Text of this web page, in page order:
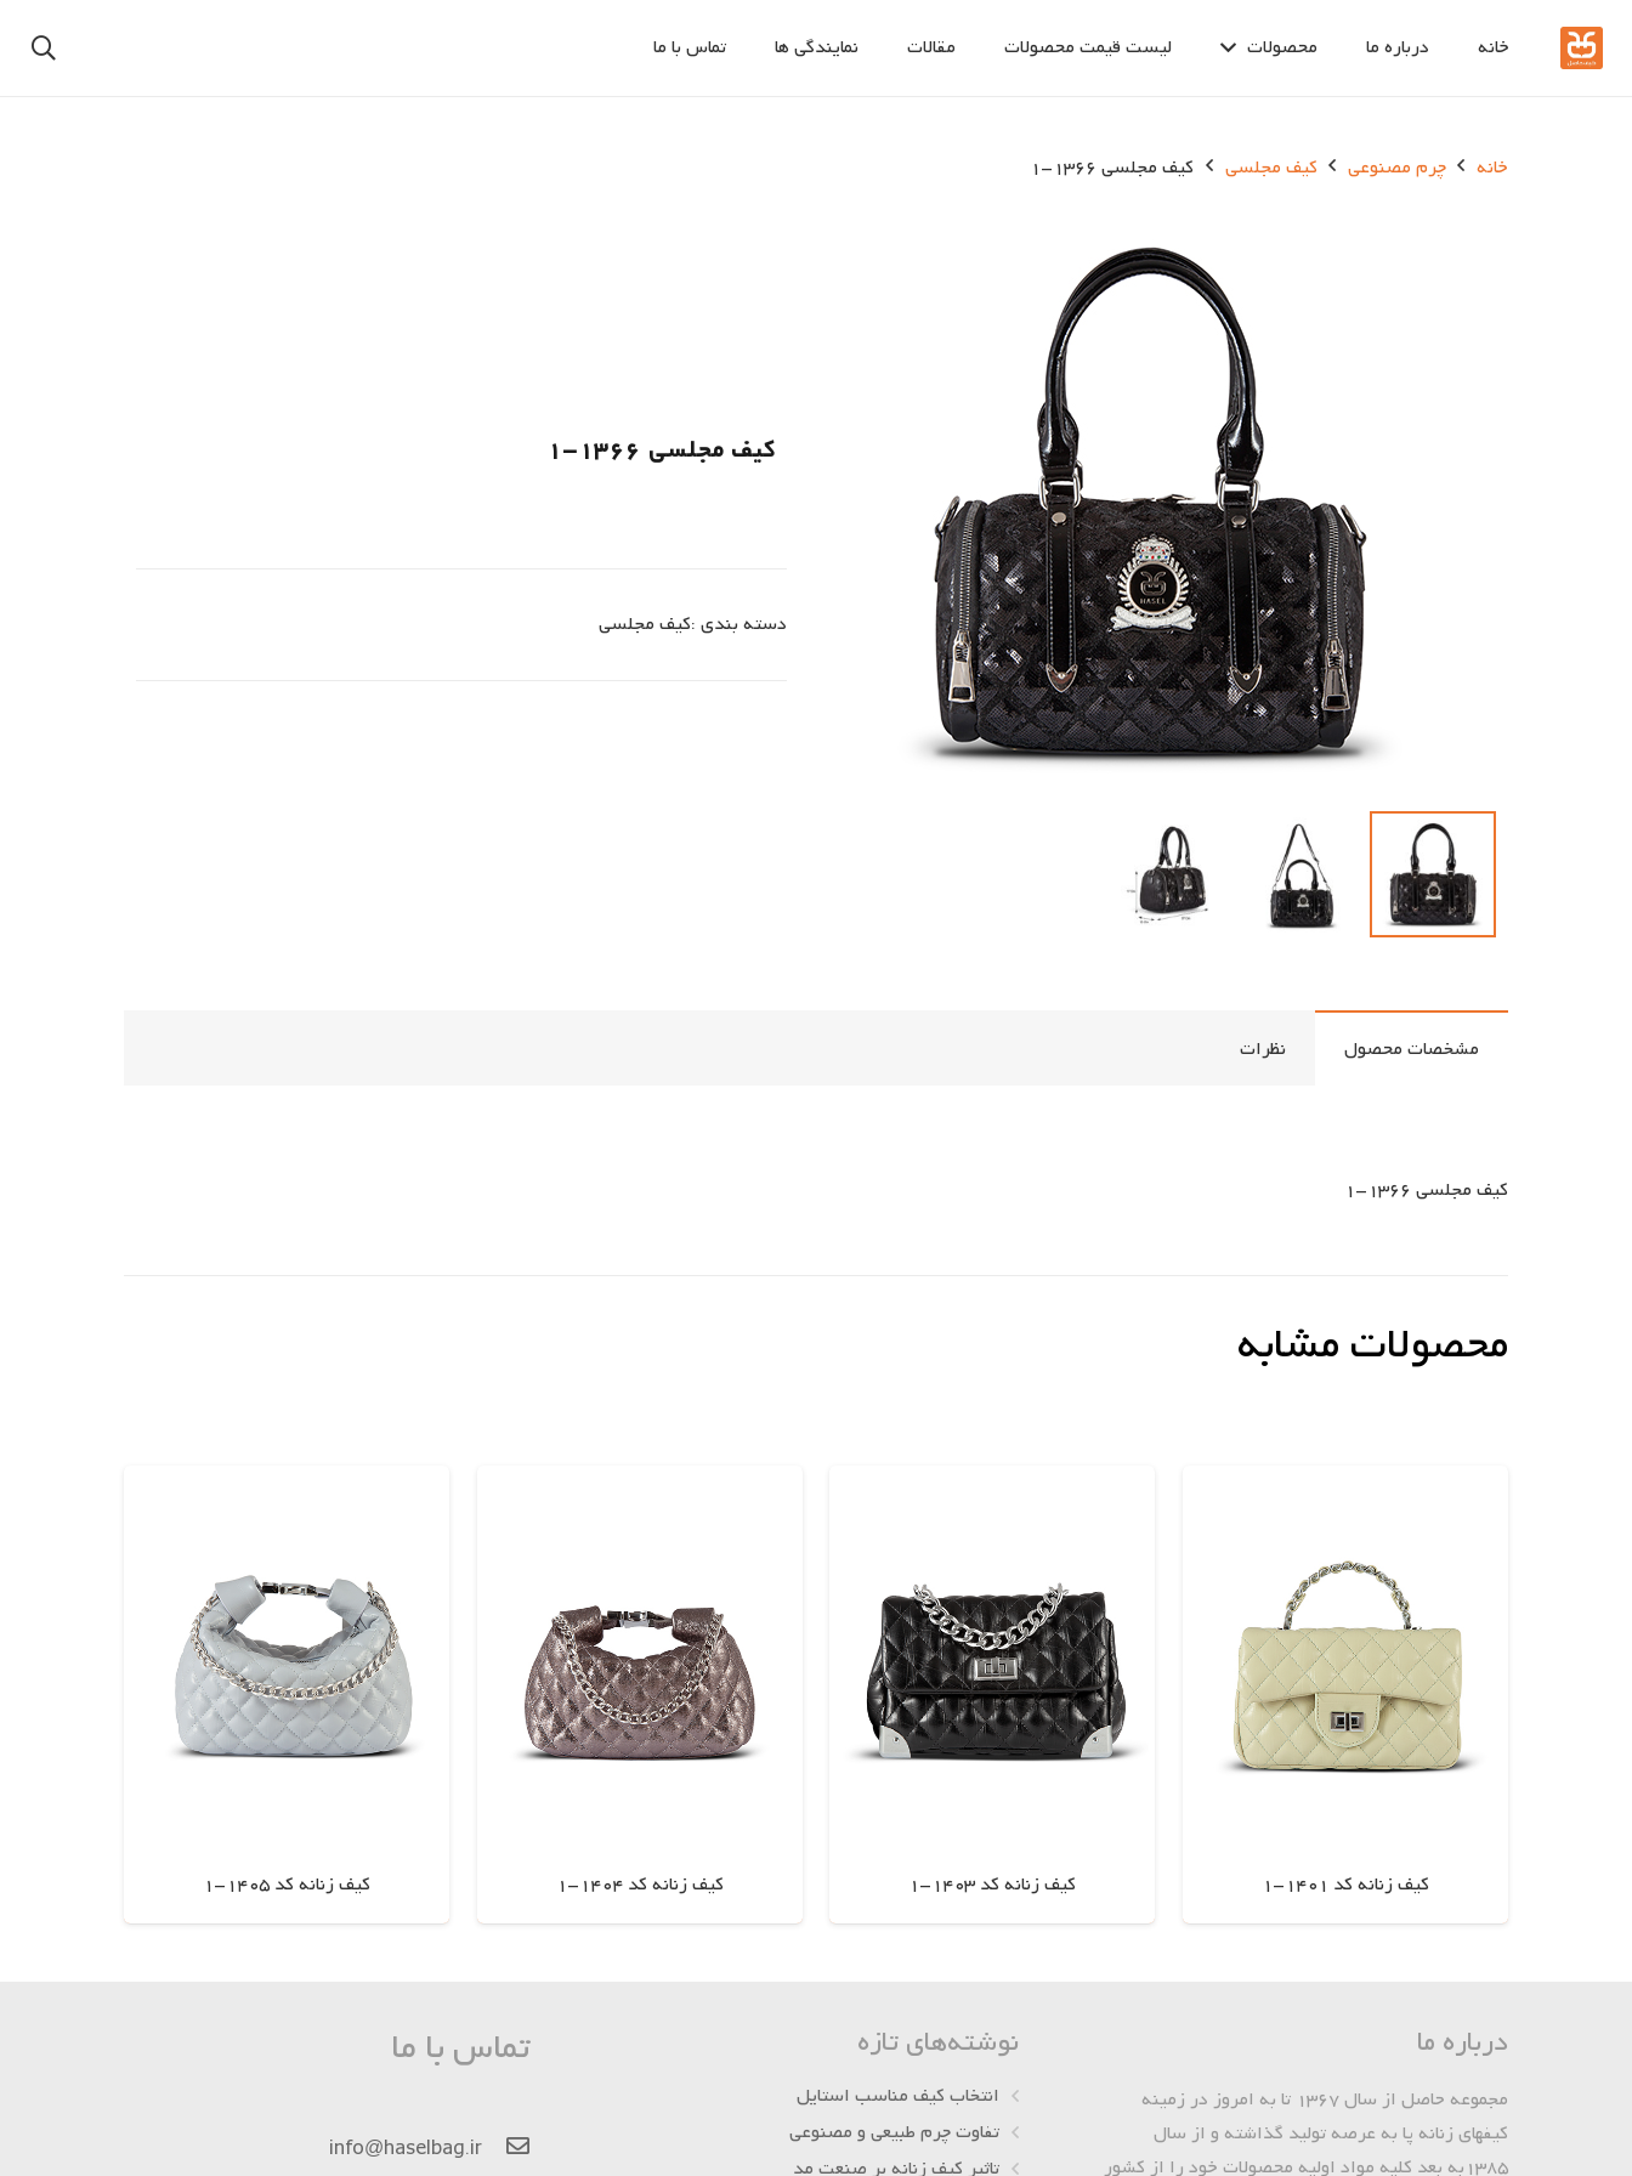
خانه درباره ما محصولات لیست قیمت محصولات مقالات نمایندگی ها تماس با ما
خانه چرم مصنوعی کیف مجلسی کیف مجلسی 1366-1
کیف مجلسی 1366-1
دسته بندی :کیف مجلسی
مشخصات محصول نظرات
کیف مجلسی 1366-1
محصولات مشابه
کیف زنانه کد 1401-1 کیف زنانه کد 1403-1 کیف زنانه کد 1404-1 کیف زنانه کد 1405-1
درباره ما
مجموعه حاصل از سال 1367 تا به امروز در زمینه
کیفهای زنانه پا به عرصه تولید گذاشته و از سال
1385به بعد کلیه مواد اولیه محصولات خود را از کشور
نوشته‌های تازه
انتخاب کیف مناسب استایل
تفاوت چرم طبیعی و مصنوعی
تاثیر کیف زنانه بر صنعت مد
تماس با ما
info@haselbag.ir